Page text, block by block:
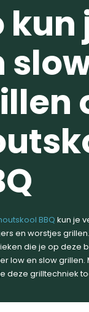
kun
BBQ kun je
en worstjes
die je op deze
low en slow grillen.
deze grilltechniek